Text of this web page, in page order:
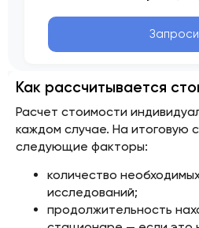
Как рассчитывается
Расчет стоимости
каждом случае. На итоговую
следующие факторы:
количество
исследований;
продолжительность